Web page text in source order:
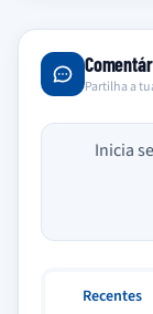
Partilha a
Inicia
Recentes